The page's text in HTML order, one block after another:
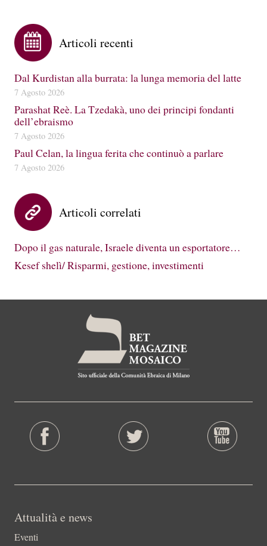
Articoli recenti
Dal Kurdistan alla burrata: la lunga memoria del latte
7 Agosto 2026
Parashat Reè. La Tzedakà, uno dei principi fondanti
dell’ebraismo
7 Agosto 2026
Paul Celan, la lingua ferita che continuò a parlare
7 Agosto 2026
Articoli correlati
Dopo il gas naturale, Israele diventa un esportatore…
Kesef shelì/ Risparmi, gestione, investimenti
Attualità e news
Eventi